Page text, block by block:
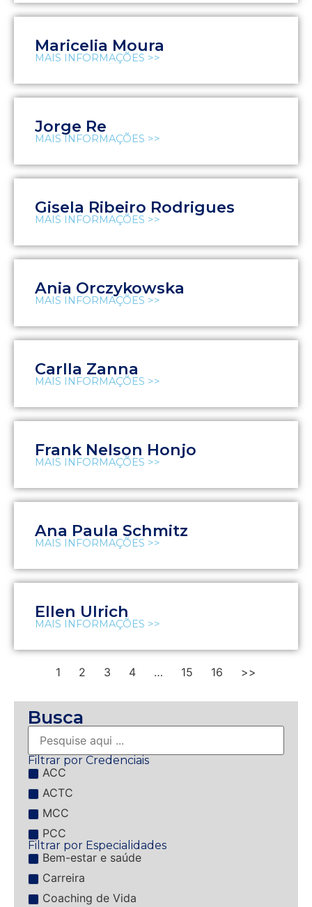
Maricelia Moura
MAIS INFORMAÇÕES >>
Jorge Re
MAIS INFORMAÇÕES >>
Gisela Ribeiro Rodrigues
MAIS INFORMAÇÕES >>
Ania Orczykowska
MAIS INFORMAÇÕES >>
Carlla Zanna
MAIS INFORMAÇÕES >>
Frank Nelson Honjo
MAIS INFORMAÇÕES >>
Ana Paula Schmitz
MAIS INFORMAÇÕES >>
Ellen Ulrich
MAIS INFORMAÇÕES >>
1 2 3 4 … 15 16 >>
Busca
Filtrar por Credenciais
ACC
ACTC
MCC
PCC
Filtrar por Especialidades
Bem-estar e saúde
Carreira
Coaching de Vida